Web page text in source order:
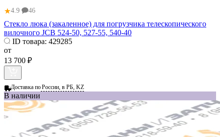
★4.9 46
Стекло люка (закаленное) для погрузчика телескопического
вилочного JCB 524-50, 527-55, 540-40
ID товара: 429285
от
13 700 ₽
Доставка поРоссии, в РБ, KZ
В наличии